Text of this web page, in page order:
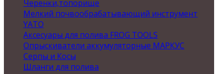
Черенки,топорище
Мелкий почвообрабатывающий инструмент
YATO
Аксесуары для полива FROG TOOLS
Опрыскиватели аккумуляторные МАРКУС
Серпы и Косы
Шланги для полива